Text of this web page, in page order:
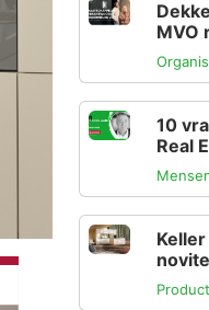
MVO
10
Real